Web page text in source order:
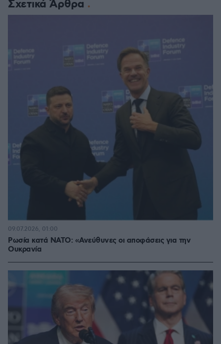
Σχετικά Άρθρα
Ρωσία κατά ΝΑΤΟ: «Ανεύθυνες οι αποφάσεις για την
Ουκρανία
09.07.2026, 01:00